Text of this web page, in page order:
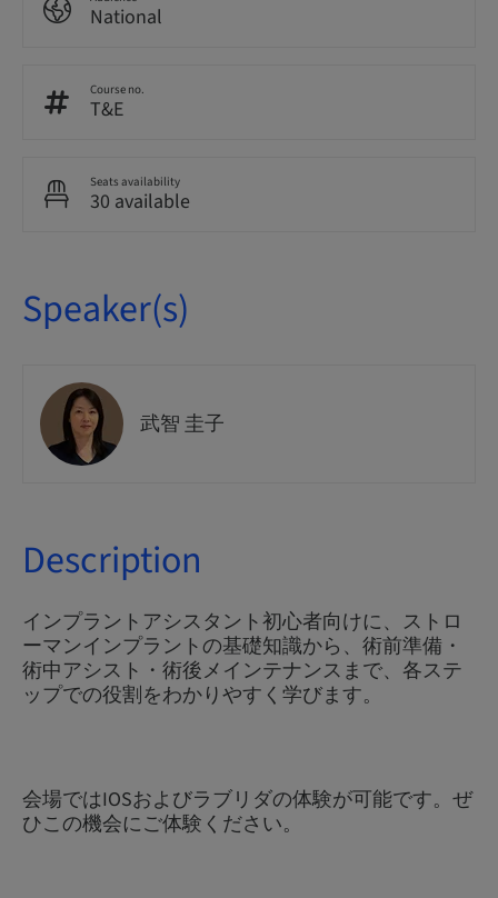
National
Course no.
T&E
Seats availability
30 available
Speaker(s)
武智 圭子
Description
インプラントアシスタント初心者向けに、ストロ
ーマンインプラントの基礎知識から、術前準備・
術中アシスト・術後メインテナンスまで、各ステ
ップでの役割をわかりやすく学びます。
会場ではIOSおよびラブリダの体験が可能です。ぜ
ひこの機会にご体験ください。